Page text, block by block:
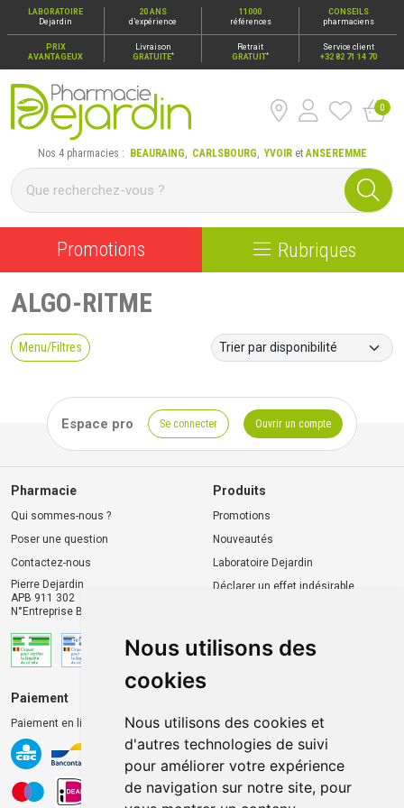
Nous utilisons des
cookies
Nous utilisons des cookies et
d'autres technologies de suivi
pour améliorer votre expérience
de navigation sur notre site, pour
LABORATOIRE
Dejardin
20 ANS
d’expérience
11000
références
CONSEILS
pharmaciens
PRIX
AVANTAGEUX
Livraison
GRATUITE*
Retrait
GRATUIT*
Service client
+32 82 71 14 70
Pharmacie Dejardin Nos 4 pharmacies : Beauraing,
0
Nos 4 pharmacies : BEAURAING, CARLSBOURG,YVOIRetANSEREMME
Promotions Rubriques
ALGO-RITME
Menu/Filtres
Espace pro Se connecter Ouvrir un compte
Pharmacie
Qui sommes-nous ?
Poser une question
Contactez-nous
Pierre Dejardin
APB 911 302
N°Entreprise BE0446.901.764
Produits
Promotions
Nouveautés
Laboratoire Dejardin
Déclarer un effet indésirable
Paiement
Paiement en ligne 100% sécurisé
Livraison chez vous
Livraison dans un Point
d’enlèvement
Retrait dans la pharmacie